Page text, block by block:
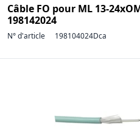
Câble FO pour ML 13-
198142024
N° d'article 198104024Dca